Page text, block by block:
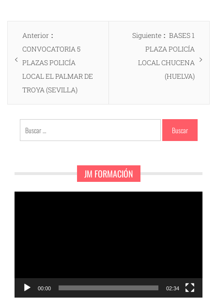
Navegación
entradas
Anterior
anterior:
CONVOCATORIA 5
PLAZAS POLICÍA
LOCAL EL PALMAR DE
TROYA (SEVILLA)
Siguiente
Entrada
siguiente:
BASES 1
PLAZA POLICÍA
LOCAL CHUCENA
(HUELVA)
Buscar:
JM FORMACIÓN
00:00 02:34